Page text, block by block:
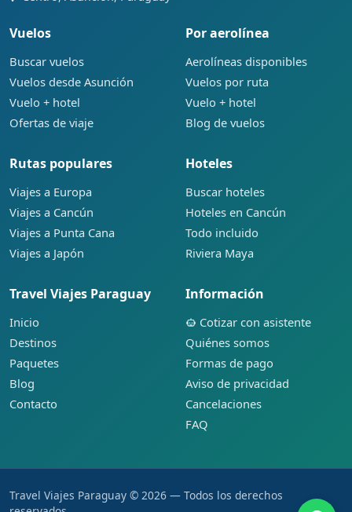
Vuelos
Buscar vuelos
Vuelos desde Asunción
Vuelo + hotel
Ofertas de viaje
Por aerolínea
Aerolíneas disponibles
Vuelos por ruta
Vuelo + hotel
Blog de vuelos
Rutas populares
Viajes a Europa
Viajes a Cancún
Viajes a Punta Cana
Viajes a Japón
Hoteles
Buscar hoteles
Hoteles en Cancún
Todo incluido
Riviera Maya
Travel Viajes Paraguay
Inicio
Destinos
Paquetes
Blog
Contacto
Información
Cotizar con asistente
Quiénes somos
Formas de pago
Aviso de privacidad
Cancelaciones
FAQ
Travel Viajes Paraguay © 2026 — Todos los derechos